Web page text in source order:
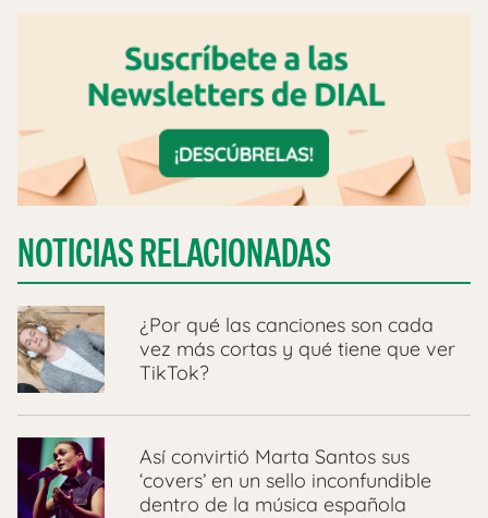
NOTICIAS RELACIONADAS
¿Por qué las canciones son cada
vez más cortas y qué tiene que ver
TikTok?
Así convirtió Marta Santos sus
‘covers’ en un sello inconfundible
dentro de la música española